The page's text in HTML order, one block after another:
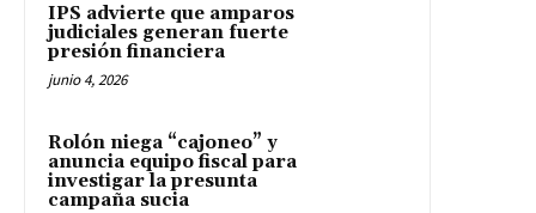
IPS advierte que amparos
judiciales generan fuerte
presión financiera
junio 4, 2026
Rolón niega “cajoneo” y
anuncia equipo fiscal para
investigar la presunta
campaña sucia